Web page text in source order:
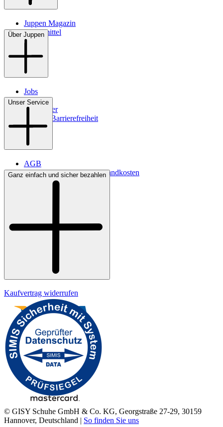
Juppen Magazin
Pflegemittel
Über Juppen
Jobs
Filialen
Newsletter
Digitale Barrierefreiheit
Unser Service
AGB
Lieferbedingungen & Versandkosten
Bezahlung
Ganz einfach und sicher bezahlen
Kaufvertrag widerrufen
© GISY Schuhe GmbH & Co. KG, Georgstraße 27-29, 30159
Hannover, Deutschland | So finden Sie uns